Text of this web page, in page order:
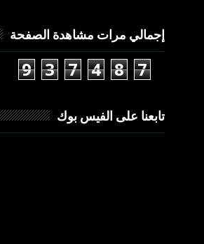
إجمالي مرات مشاهدة الصفحة
9 3 7 4 8 7
تابعنا على الفيس بوك